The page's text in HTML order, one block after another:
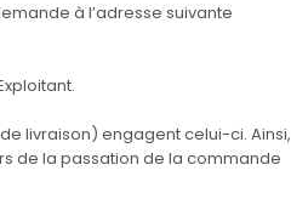
à l’adresse suivante
livraison) engagent celui-ci. Ainsi,
de la passation de la commande